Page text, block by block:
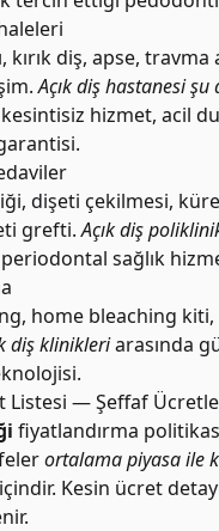
kırık diş, apse,
Açık diş hastanesi
hizmet, acil
dişeti çekilmesi,
grefti.Açık diş
sağlık
home bleaching
diş klinikleriarasında
Listesi — Şeffaf
fiyatlandırma
ortalama piyasa ile
Kesin ücret